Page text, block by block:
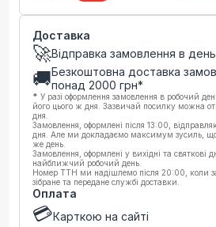
Доставка
🚀Відправка замовлення в
🚚Безкоштовна доставка
понад 2000 грн*
* У разі оформлення замовлення в робочий
його цього ж дня. Зазвичай посилку можна
дня.
Замовлення, оформлені після 13:00,
дня. Але ми докладаємо максимум зусиль,
же день.
Замовлення, оформлені у вихідні та святкові
найближчий робочий день.
Номер ТТН ми надішлемо після 20:00, коли
зібране та передане службі доставки.
Оплата
💳Карткою на сайті